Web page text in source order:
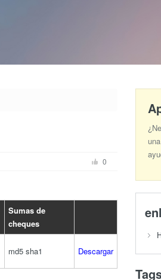
0
Sumas de
cheques
md5 sha1 Descargar